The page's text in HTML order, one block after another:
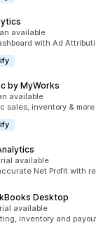
56
available
with Ad
by MyWorks
51
available
sales, inventory &
803
available
Net Profit with
Desktop
477
available
inventory and